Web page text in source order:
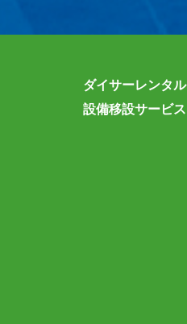
ダイサーレンタル
設備移設サービス